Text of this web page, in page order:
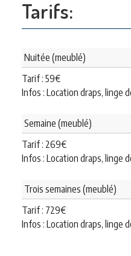
Tarifs:
Nuitée (meublé)
Tarif : 59€
Infos : Location draps, linge
Semaine (meublé)
Tarif : 269€
Infos : Location draps, linge
Trois semaines (meublé)
Tarif : 729€
Infos : Location draps, linge